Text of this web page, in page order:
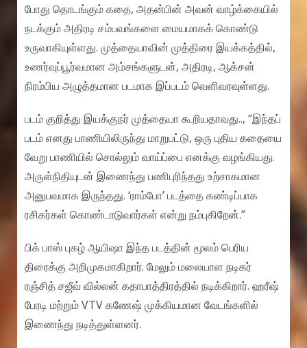
போது தொடங்கும் கதை, அதன்பின் அவன் வாழ்க்கையில்
நடக்கும் அதிரடி சம்பவங்களை மையமாகக் கொண்டு
உருவாகியுள்ளது. முத்தையாவின் முத்திரை இயக்கத்தில்,
உணர்வுப்பூர்வமான அம்சங்களுடன், அதிரடி, ஆக்சன்
நிரம்பிய அழுத்தமான படமாக இப்படம் வெளிவரவுள்ளது.
படம் குறித்து இயக்குநர் முத்தையா கூறியதாவது.., “இந்தப்
படம் எனது பாணியிலிருந்து மாறுபட்டு, ஒரு புதிய கதையை
வேறு பாணியில் சொல்லும் வாய்ப்பை எனக்கு வழங்கியது.
அருள்நிதியுடன் இணைந்து பணிபுரிந்தது உற்சாகமான
அனுபவமாக இருந்தது. ‘ராம்போ’ படத்தை கண்டிப்பாக
ரசிகர்கள் கொண்டாடுவார்கள் என்று நம்புகிறேன்.”
பிக் பாஸ் புகழ் ஆயிஷா இந்த படத்தின் மூலம் பெரிய
திரைக்கு அறிமுகமாகிறார். மேலும் மலையாள நடிகர்
ரஞ்சித் சஜீவ் வில்லன் கதாபாத்திரத்தில் நடிக்கிறார். ஹரீஷ்
பேரடி மற்றும் VTV கணேஷ் முக்கியமான வேடங்களில்
இணைந்து நடித்துள்ளனர்.